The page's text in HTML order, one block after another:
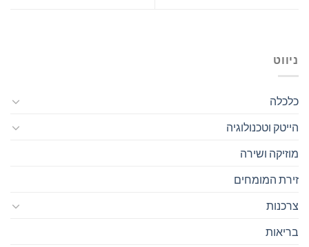
ניווט
כלכלה
הייטק וטכנולוגיה
מוזיקה ושירה
זירת המומחים
צרכנות
בריאות